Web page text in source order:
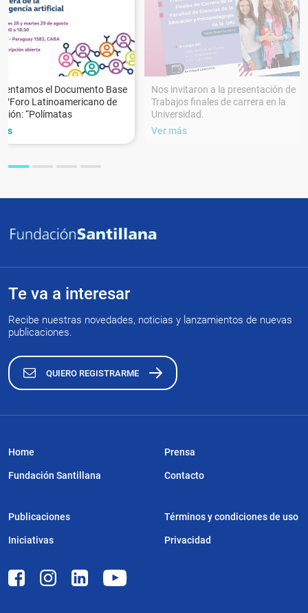
el Documento Base
Latinoamericano de
“Polímatas
Nos invitaron a la presentación de
Trabajos finales de carrera en la
Universidad.
Ver más
Te va a interesar
Recibe nuestras novedades, noticias y lanzamientos de nuevas
publicaciones.
QUIERO REGISTRARME
Home
Fundación Santillana
Publicaciones
Iniciativas
Prensa
Contacto
Términos y condiciones de uso
Privacidad